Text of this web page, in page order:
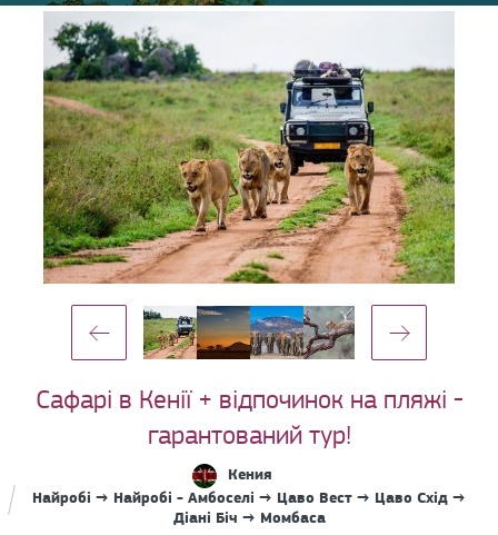
Сафарі в Кенії + відпочинок на пляжі -
гарантований тур!
Кения
Найробі → Найробі - Амбоселі → Цаво Вест → Цаво Схід →
Діані Біч → Момбаса